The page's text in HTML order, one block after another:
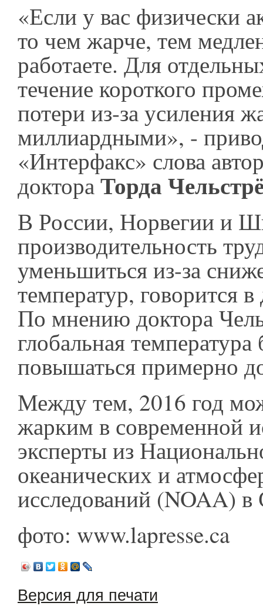
«Если у вас физически
то чем жарче, тем
работаете. Для
течение короткого
потери из-за усиления
миллиардными», -
«Интерфакс» слова
доктораТорда
В России, Норвегии и
производительность
уменьшиться из-за
температур, говорится
По мнению доктора
глобальная температура
повышаться примерно
Между тем, 2016 год
жарким в современной
эксперты из
океанических и
исследований
фото: www.lapresse.ca
Версия для печати